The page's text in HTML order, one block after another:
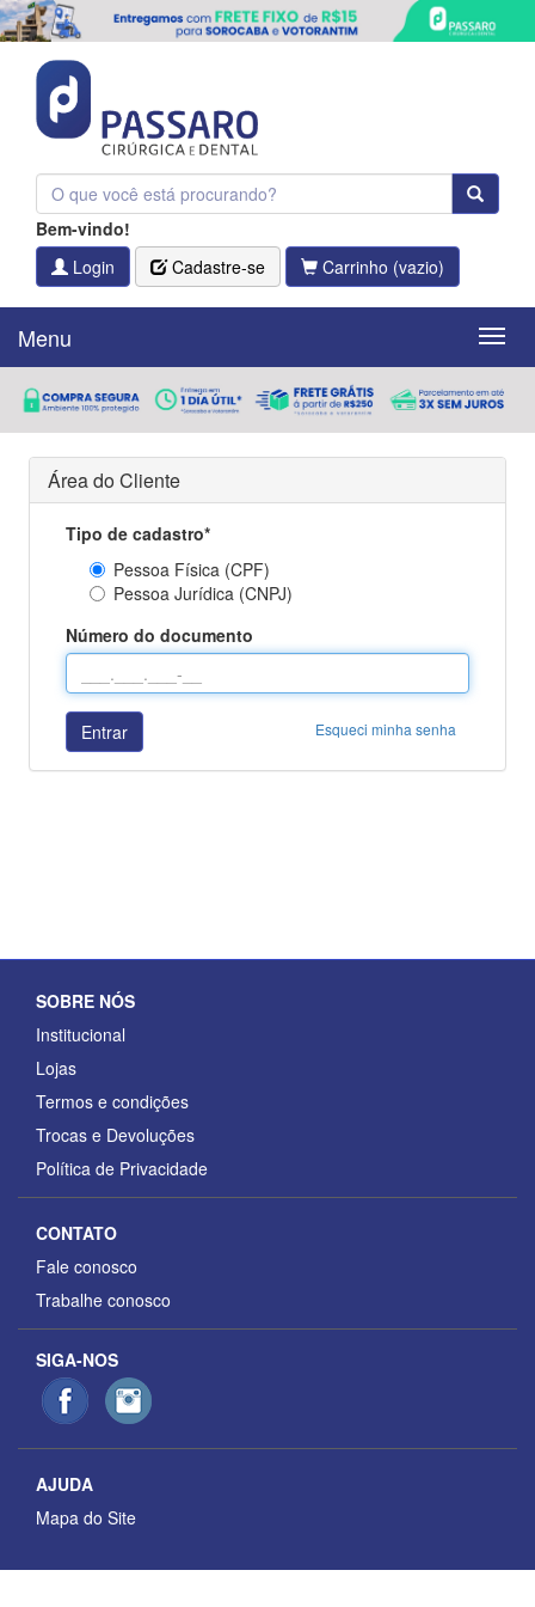
Bem-vindo!
Login
Cadastre-se Carrinho (vazio)
Menu
Menu
Área do Cliente
Tipo de cadastro*
Pessoa Física (CPF)
Pessoa Jurídica (CNPJ)
Número do documento
Entrar
SOBRE NÓS
Institucional
Lojas
Termos e condições
Trocas e Devoluções
Política de Privacidade
CONTATO
Fale conosco
Trabalhe conosco
SIGA-NOS
AJUDA
Mapa do Site